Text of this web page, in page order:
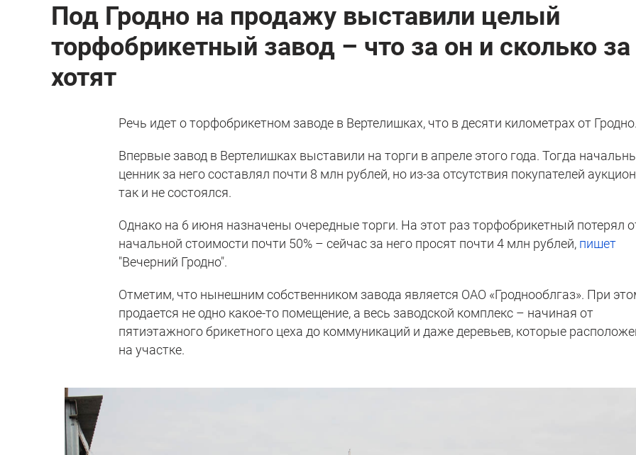
Под Гродно на продажу выставили целый
торфобрикетный завод – что за он и сколько за
хотят
Речь идет о торфобрикетном заводе в Вертелишках, что в десяти километрах от Гродно.
Впервые завод в Вертелишках выставили на торги в апреле этого года. Тогда
ценник за него составлял почти 8 млн рублей, но из-за отсутствия покупателей аукцион
так и не состоялся.
Однако на 6 июня назначены очередные торги. На этот раз торфобрикетный потерял
начальной стоимости почти 50% – сейчас за него просят почти 4 млн рублей, пишет
"Вечерний Гродно".
Отметим, что нынешним собственником завода является ОАО «Гроднооблгаз». При
продается не одно какое-то помещение, а весь заводской комплекс – начиная от
пятиэтажного брикетного цеха до коммуникаций и даже деревьев, которые
на участке.